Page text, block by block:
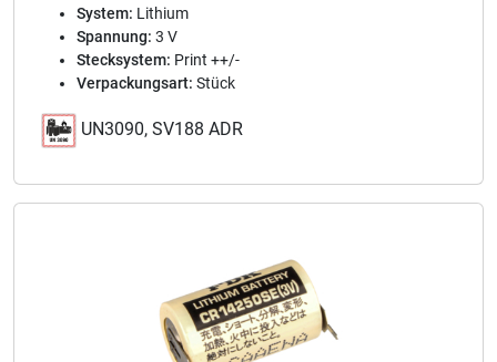
System: Lithium
Spannung: 3 V
Stecksystem: Print ++/-
Verpackungsart: Stück
UN3090, SV188 ADR